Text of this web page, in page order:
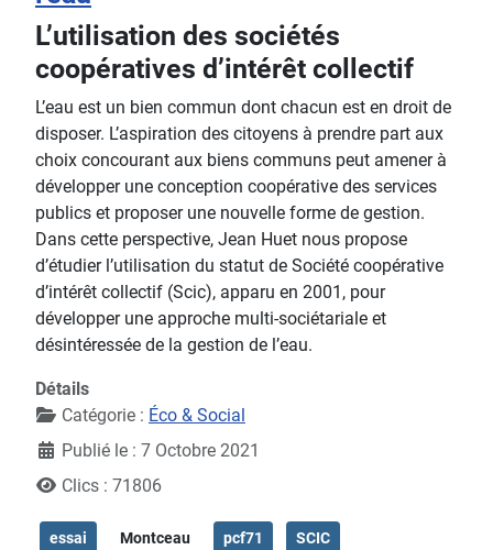
L’utilisation des sociétés
coopératives d’intérêt collectif
L’eau est un bien commun dont chacun est en droit de
disposer. L’aspiration des citoyens à prendre part aux
choix concourant aux biens communs peut amener à
développer une conception coopérative des services
publics et proposer une nouvelle forme de gestion.
Dans cette perspective, Jean Huet nous propose
d’étudier l’utilisation du statut de Société coopérative
d’intérêt collectif (Scic), apparu en 2001, pour
développer une approche multi-sociétariale et
désintéressée de la gestion de l’eau.
Détails
Catégorie : Éco & Social
Publié le : 7 Octobre 2021
Clics : 71806
essai Montceau pcf71 SCIC